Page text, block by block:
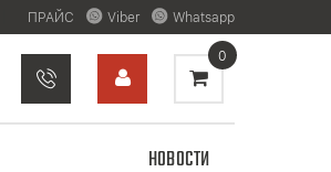
ПРАЙС Viber Whatsapp
0
НОВОСТИ